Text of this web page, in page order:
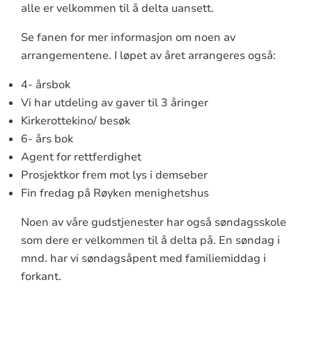
alle er velkommen til å delta uansett.
Se fanen for mer informasjon om noen av
arrangementene. I løpet av året arrangeres også:
4- årsbok
Vi har utdeling av gaver til 3 åringer
Kirkerottekino/ besøk
6- års bok
Agent for rettferdighet
Prosjektkor frem mot lys i demseber
Fin fredag på Røyken menighetshus
Noen av våre gudstjenester har også søndagsskole
som dere er velkommen til å delta på. En søndag i
mnd. har vi søndagsåpent med familiemiddag i
forkant.